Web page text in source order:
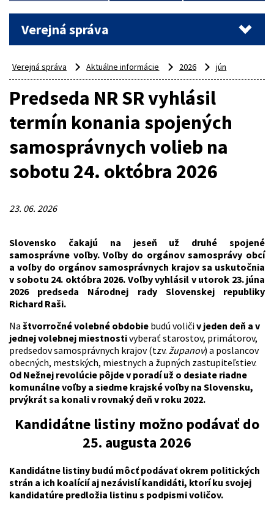
Verejná správa
Verejná správa Aktuálne informácie 2026 jún
Predseda NR SR vyhlásil
termín konania spojených
samosprávnych volieb na
sobotu 24. októbra 2026
23. 06. 2026
Slovensko čakajú na jeseň už druhé spojené
samosprávne voľby. Voľby do orgánov samosprávy obcí
a voľby do orgánov samosprávnych krajov sa uskutočnia
v sobotu 24. októbra 2026. Voľby vyhlásil v utorok 23. júna
2026 predseda Národnej rady Slovenskej republiky
Richard Raši.
Na štvorročné volebné obdobie budú voličiv jeden deň a v
jednej volebnej miestnostivyberať starostov, primátorov,
predsedov samosprávnych krajov (tzv. županov) a poslancov
obecných, mestských, miestnych a župných zastupiteľstiev.
Od Nežnej revolúcie pôjde v poradí už o desiate riadne
komunálne voľby a siedme krajské voľby na Slovensku,
prvýkrát sa konali v rovnaký deň v roku 2022.
Kandidátne listiny možno podávať do
25. augusta 2026
Kandidátne listiny budú môcť podávať okrem politických
strán a ich koalícií aj nezávislí kandidáti, ktorí ku svojej
kandidatúre predložia listinu s podpismi voličov.